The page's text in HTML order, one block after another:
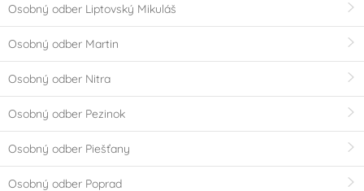
Osobný odber Liptovský Mikuláš
Osobný odber Martin
Osobný odber Nitra
Osobný odber Pezinok
Osobný odber Piešťany
Osobný odber Poprad